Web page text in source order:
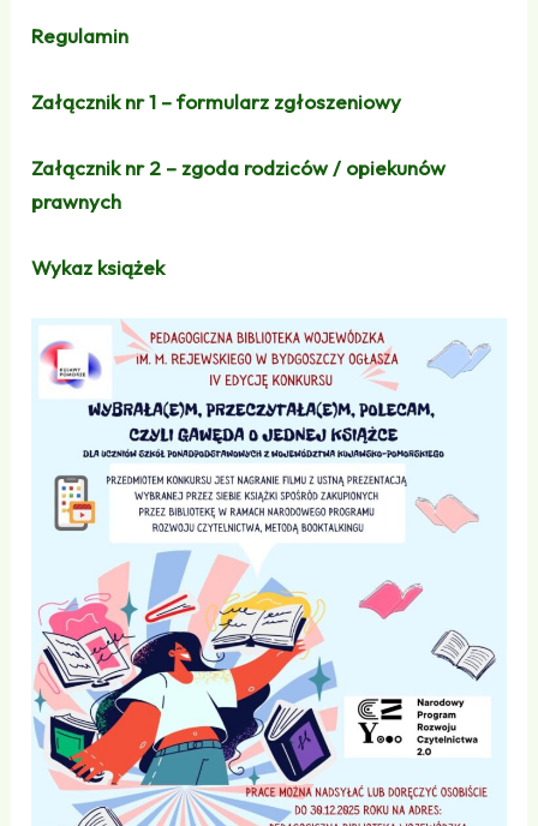
Regulamin
Załącznik nr 1 – formularz zgłoszeniowy
Załącznik nr 2 – zgoda rodziców / opiekunów
prawnych
Wykaz książek